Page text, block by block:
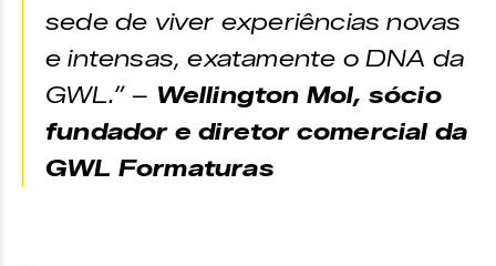
sede de viver experiências novas
e intensas, exatamente o DNA da
GWL.” – Wellington Mol, sócio
fundador e diretor comercial da
GWL Formaturas